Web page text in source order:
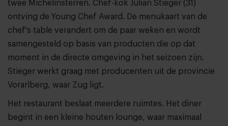
twee Michelinsterren. Chef-kok Julian Stieger (31)
ontving de Young Chef Award. De menukaart van de
chef's table verandert om de paar weken en wordt
samengesteld op basis van producten die op dat
moment in de directe omgeving in het seizoen zijn.
Stieger werkt graag met producenten uit de provincie
Vorarlberg, waar Zug ligt.
Het restaurant beslaat meerdere ruimtes. Het diner
begint in een kleine houten lounge, waar maximaal